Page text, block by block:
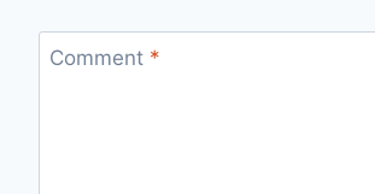
Comment *